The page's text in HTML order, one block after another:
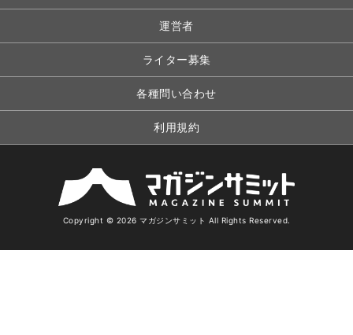
運営者
ライター募集
各種問い合わせ
利用規約
Copyright © 2026 マガジンサミット All Rights Reserved.